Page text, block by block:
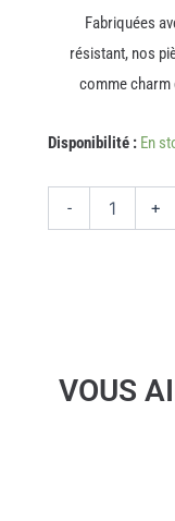
Fabriquées
résistant, nos
comme charm
Disponibilité : En
-
quantité
+
VOUS